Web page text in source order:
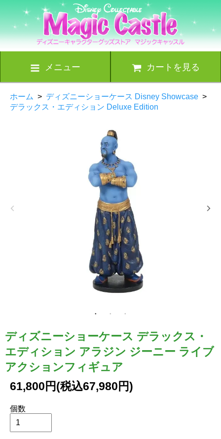
メニュー カートを見る
ホーム > ディズニーショーケース Disney Showcase >
デラックス・エディション Deluxe Edition
ディズニーショーケース デラックス・
エディション アラジン ジーニー ライブ
アクションフィギュア
61,800円(税込67,980円)
個数